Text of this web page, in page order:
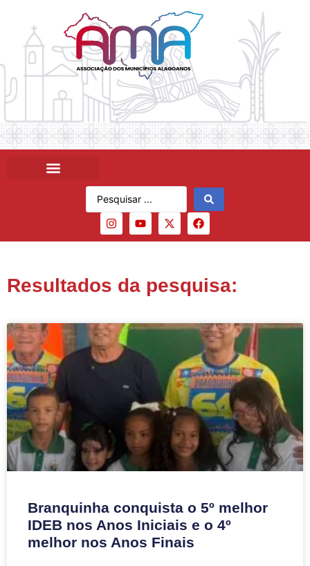
Resultados da pesquisa:
Branquinha conquista o 5º melhor
IDEB nos Anos Iniciais e o 4º
melhor nos Anos Finais